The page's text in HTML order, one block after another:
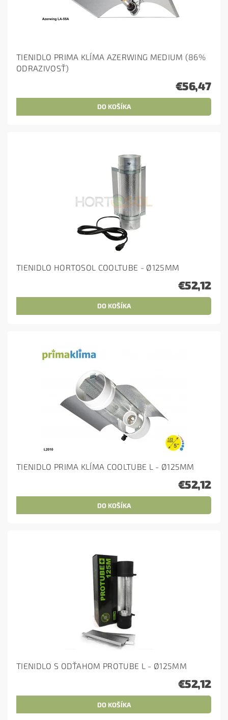
TIENIDLO PRIMA KLÍMA AZERWING MEDIUM (86%
ODRAZIVOSŤ)
€56,47
TIENIDLO HORTOSOL COOLTUBE - Ø125MM
€52,12
TIENIDLO PRIMA KLÍMA COOLTUBE L - Ø125MM
€52,12
TIENIDLO S ODŤAHOM PROTUBE L - Ø125MM
€52,12